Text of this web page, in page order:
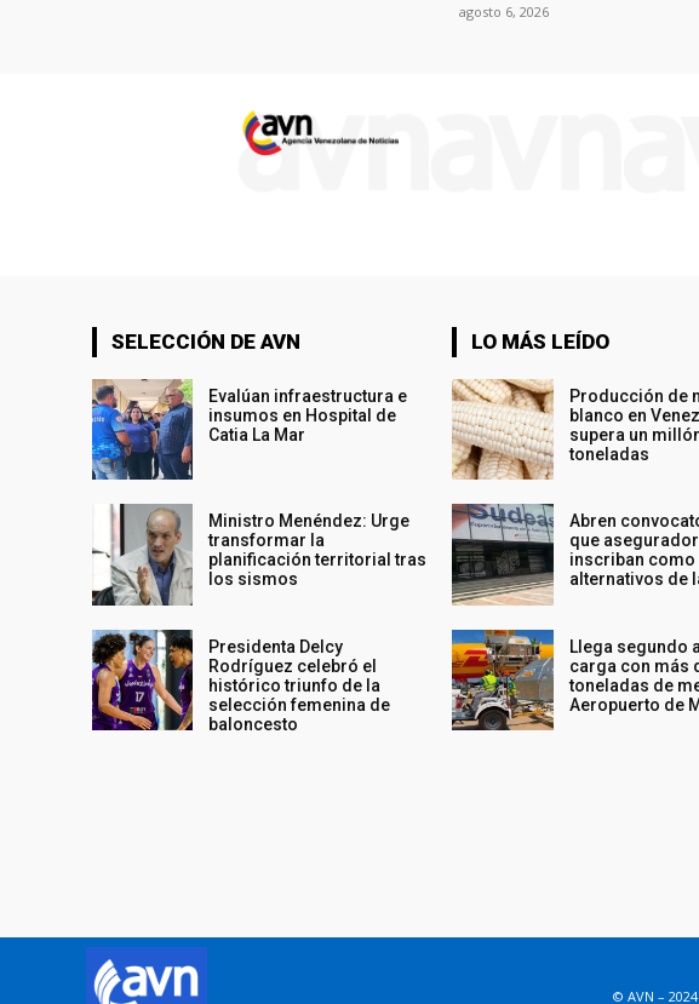
agosto 6, 2026
SELECCIÓN DE AVN
Evalúan infraestructura e
insumos en Hospital de
Catia La Mar
Ministro Menéndez: Urge
transformar la
planificación territorial tras
los sismos
Presidenta Delcy
Rodríguez celebró el
histórico triunfo de la
selección femenina de
baloncesto
LO MÁS LEÍDO
Producción de
blanco en
supera un
toneladas
Abren
que
inscriban como
alternativos de
Llega segundo
carga con más
toneladas de
Aeropuerto de
© AVN –